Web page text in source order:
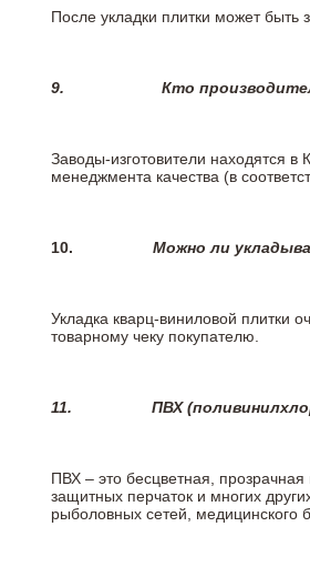
После укладки плитки может
9. Кто
Заводы-изготовители находятся
менеджмента качества (в
10. Можно ли
Укладка кварц-виниловой плитки
товарному чеку покупателю.
11. ПВХ
ПВХ – это бесцветная,
защитных перчаток и многих
рыболовных сетей, медицинского